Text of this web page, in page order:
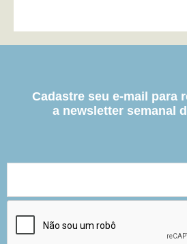
Cadastre seu e-mail para
a newsletter semanal